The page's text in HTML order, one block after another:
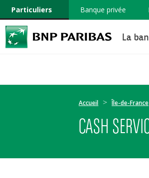
Particuliers Banque privée
La
Accueil Île-de-France
CASH